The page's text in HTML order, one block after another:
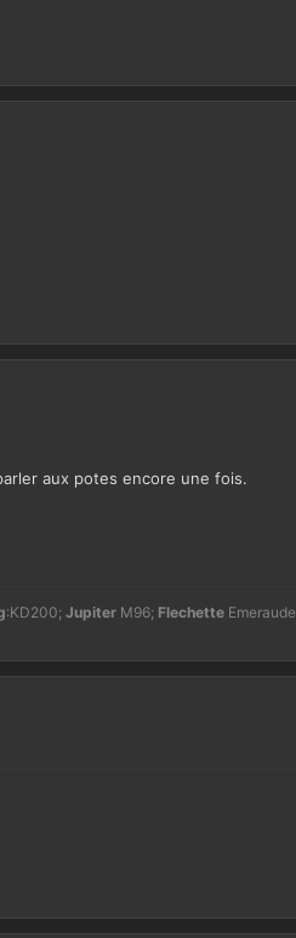
aux potes encore une fois.
:KD200; Jupiter M96; Flechette